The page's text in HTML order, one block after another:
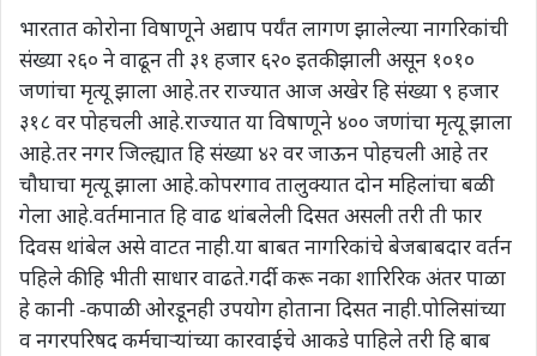
भारतात कोरोना विषाणूने अद्याप पर्यंत लागण झालेल्या नागरिकांची
संख्या २६० ने वाढून ती ३१ हजार ६२० इतकी झाली असून १०१०
जणांचा मृत्यू झाला आहे.तर राज्यात आज अखेर हि संख्या ९ हजार
३१८ वर पोहचली आहे.राज्यात या विषाणूने ४०० जणांचा मृत्यू झाला
आहे.तर नगर जिल्ह्यात हि संख्या ४२ वर जाऊन पोहचली आहे तर
चौघाचा मृत्यू झाला आहे.कोपरगाव तालुक्यात दोन महिलांचा बळी
गेला आहे.वर्तमानात हि वाढ थांबलेली दिसत असली तरी ती फार
दिवस थांबेल असे वाटत नाही.या बाबत नागरिकांचे बेजबाबदार वर्तन
पहिले की हि भीती साधार वाढते.गर्दी करू नका शारिरिक अंतर पाळा
हे कानी -कपाळी ओरडूनही उपयोग होताना दिसत नाही.पोलिसांच्या
व नगरपरिषद कर्मचाऱ्यांच्या कारवाईचे आकडे पाहिले तरी हि बाब